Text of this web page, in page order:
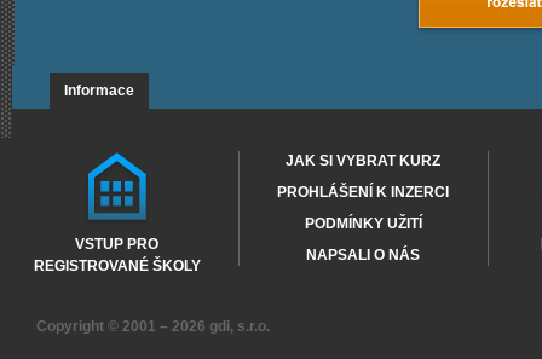
Informace
VSTUP PRO
REGISTROVANÉ ŠKOLY
JAK SI VYBRAT KURZ
PROHLÁŠENÍ K INZERCI
PODMÍNKY UŽITÍ
NAPSALI O NÁS
Copyright © 2001 – 2026 gdi, s.r.o.